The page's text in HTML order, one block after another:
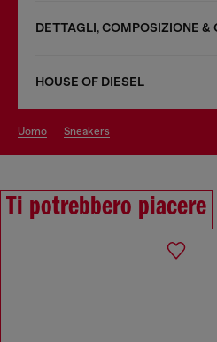
DETTAGLI, COMPOSIZIONE &
HOUSE OF DIESEL
uomo sneakers
Ti potrebbero piacere